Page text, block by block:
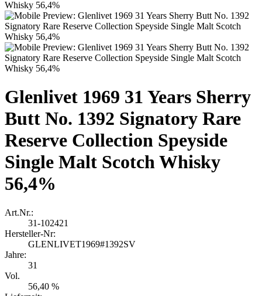
Glenlivet 1969 31 Years Sherry
Butt No. 1392 Signatory Rare
Reserve Collection Speyside
Single Malt Scotch Whisky
56,4%
Art.Nr.:
31-102421
Hersteller-Nr:
GLENLIVET1969#1392SV
Jahre:
31
Vol.
56,40 %